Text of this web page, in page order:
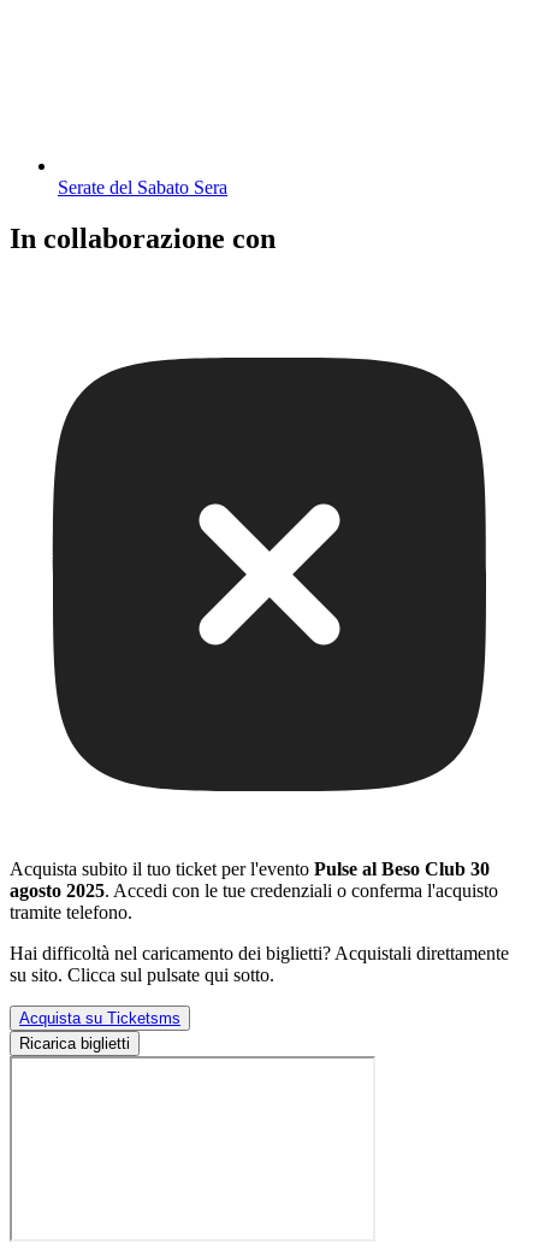
Serate del Sabato Sera
In collaborazione con
Acquista subito il tuo ticket per l'evento Pulse al Beso Club 30
agosto 2025. Accedi con le tue credenziali o conferma l'acquisto
tramite telefono.
Hai difficoltà nel caricamento dei biglietti? Acquistali direttamente
su sito. Clicca sul pulsate qui sotto.
Acquista su Ticketsms
Ricarica biglietti